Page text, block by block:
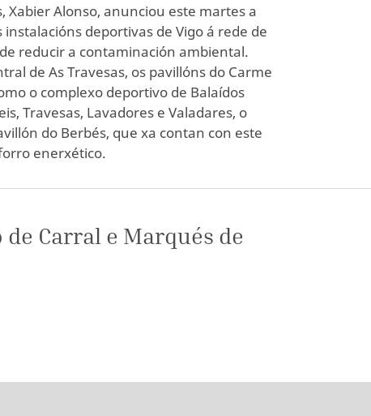
Xabier Alonso, anunciou este martes a
deportivas de Vigo á rede de
reducir a contaminación ambiental.
de As Travesas, os pavillóns do Carme
o complexo deportivo de Balaídos
Travesas, Lavadores e Valadares, o
do Berbés, que xa contan con este
enerxético.
Carral e Marqués de